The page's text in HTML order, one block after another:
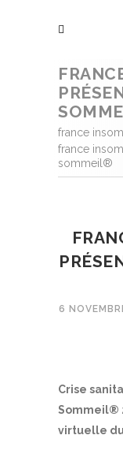
france
france
sommeil®
6
Crise
Sommeil®
virtuelle du